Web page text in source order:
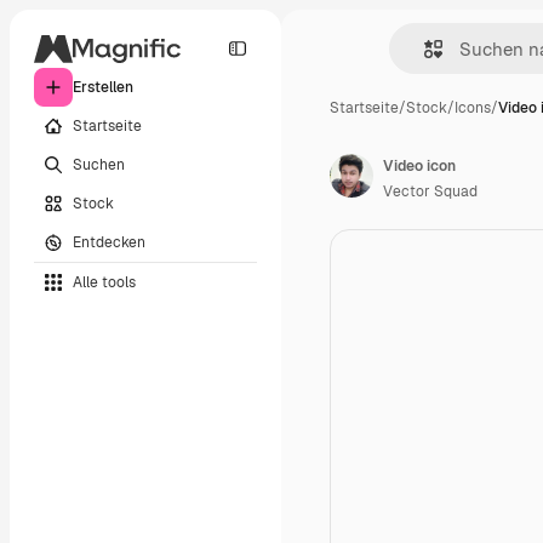
Erstellen
Startseite
Suchen
Stock
Entdecken
Alle tools
Startseite/Stock/Icons/Video
Video icon
Vector Squad